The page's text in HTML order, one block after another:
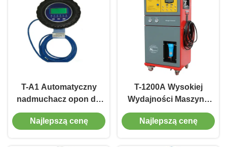
T-A1 Automatyczny
nadmuchacz opon do
serwisowania
samochodów i
Najlepszą cenę
T-1200A Wysokiej
Wydajności Maszyna
Generatora Azotu 97%
Czystość Do
Najlepszą cenę